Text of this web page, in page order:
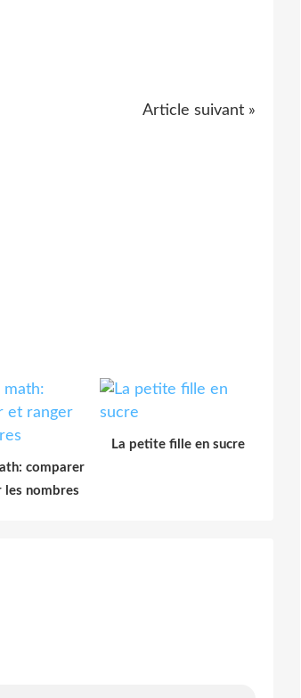
Article suivant »
comparer
les nombres
La petite fille en sucre